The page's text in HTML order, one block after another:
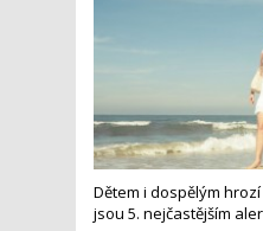
Dětem i dospělým
jsou 5. nejčastějším